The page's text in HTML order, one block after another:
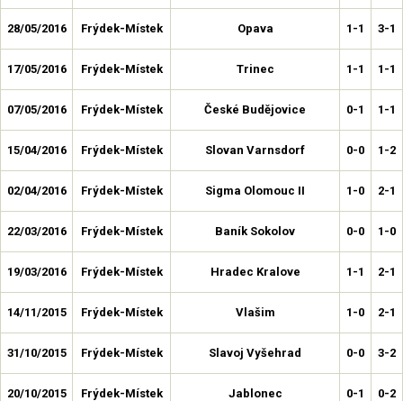
28/05/2016 Frýdek-Místek Opava 1-1 3-1
17/05/2016 Frýdek-Místek Trinec 1-1 1-1
07/05/2016 Frýdek-Místek České Budějovice 0-1 1-1
15/04/2016 Frýdek-Místek Slovan Varnsdorf 0-0 1-2
02/04/2016 Frýdek-Místek Sigma Olomouc II 1-0 2-1
22/03/2016 Frýdek-Místek Baník Sokolov 0-0 1-0
19/03/2016 Frýdek-Místek Hradec Kralove 1-1 2-1
14/11/2015 Frýdek-Místek Vlašim 1-0 2-1
31/10/2015 Frýdek-Místek Slavoj Vyšehrad 0-0 3-2
20/10/2015 Frýdek-Místek Jablonec 0-1 0-2